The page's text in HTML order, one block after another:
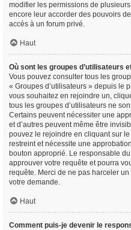
modifier les permissions de
encore leur accorder des pouvoirs
accès à un forum privé.
Haut
Où sont les groupes d’utilisateurs
Vous pouvez consulter tous les
« Groupes d’utilisateurs » depuis le
vous souhaitez en rejoindre un,
tous les groupes d’utilisateurs ne
Certains peuvent nécessiter une
et d’autres peuvent même être
pouvez le rejoindre en cliquant sur
restreint et nécessite une
bouton approprié. Le responsable
approuver votre requête et pourra
requête. Merci de ne pas harceler
votre demande.
Haut
Comment puis-je devenir le